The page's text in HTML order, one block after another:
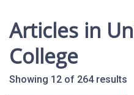
Articles in
College
Showing 12 of 264 results